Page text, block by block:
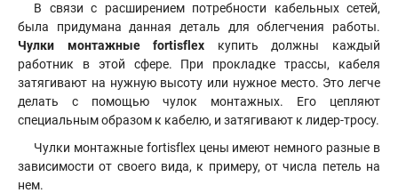
В связи с расширением потребности кабельных сетей,
была придумана данная деталь для облегчения работы.
Чулки монтажные fortisflex купить должны каждый
работник в этой сфере. При прокладке трассы, кабеля
затягивают на нужную высоту или нужное место. Это легче
делать с помощью чулок монтажных. Его цепляют
специальным образом к кабелю, и затягивают к лидер-тросу.
Чулки монтажные fortisflex цены имеют немного разные в
зависимости от своего вида, к примеру, от числа петель на
нем.